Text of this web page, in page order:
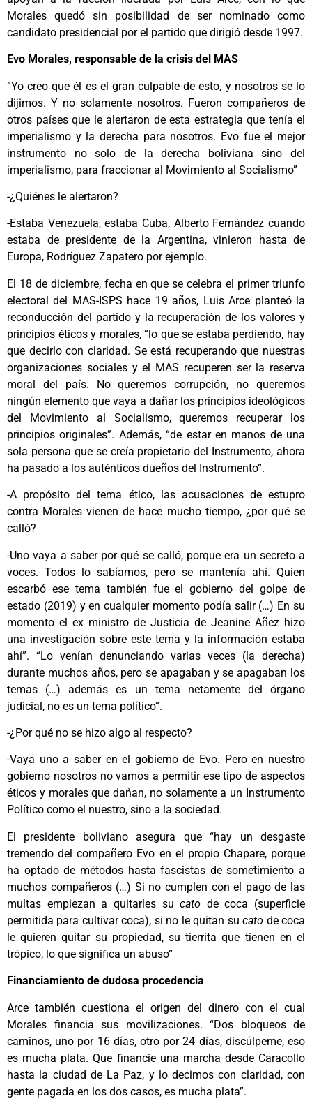
Morales quedó sin posibilidad de ser nominado como
candidato presidencial por el partido que dirigió desde 1997.
Evo Morales, responsable de la crisis del MAS
“Yo creo que él es el gran culpable de esto, y nosotros se lo
dijimos. Y no solamente nosotros. Fueron compañeros de
otros países que le alertaron de esta estrategia que tenía el
imperialismo y la derecha para nosotros. Evo fue el mejor
instrumento no solo de la derecha boliviana sino del
imperialismo, para fraccionar al Movimiento al Socialismo”
-¿Quiénes le alertaron?
-Estaba Venezuela, estaba Cuba, Alberto Fernández cuando
estaba de presidente de la Argentina, vinieron hasta de
Europa, Rodríguez Zapatero por ejemplo.
El 18 de diciembre, fecha en que se celebra el primer triunfo
electoral del MAS-ISPS hace 19 años, Luis Arce planteó la
reconducción del partido y la recuperación de los valores y
principios éticos y morales, “lo que se estaba perdiendo, hay
que decirlo con claridad. Se está recuperando que nuestras
organizaciones sociales y el MAS recuperen ser la reserva
moral del país. No queremos corrupción, no queremos
ningún elemento que vaya a dañar los principios ideológicos
del Movimiento al Socialismo, queremos recuperar los
principios originales”. Además, “de estar en manos de una
sola persona que se creía propietario del Instrumento, ahora
ha pasado a los auténticos dueños del Instrumento”.
-A propósito del tema ético, las acusaciones de estupro
contra Morales vienen de hace mucho tiempo, ¿por qué se
calló?
-Uno vaya a saber por qué se calló, porque era un secreto a
voces. Todos lo sabíamos, pero se mantenía ahí. Quien
escarbó ese tema también fue el gobierno del golpe de
estado (2019) y en cualquier momento podía salir (…) En su
momento el ex ministro de Justicia de Jeanine Añez hizo
una investigación sobre este tema y la información estaba
ahí”. “Lo venían denunciando varias veces (la derecha)
durante muchos años, pero se apagaban y se apagaban los
temas (…) además es un tema netamente del órgano
judicial, no es un tema político”.
-¿Por qué no se hizo algo al respecto?
-Vaya uno a saber en el gobierno de Evo. Pero en nuestro
gobierno nosotros no vamos a permitir ese tipo de aspectos
éticos y morales que dañan, no solamente a un Instrumento
Político como el nuestro, sino a la sociedad.
El presidente boliviano asegura que “hay un desgaste
tremendo del compañero Evo en el propio Chapare, porque
ha optado de métodos hasta fascistas de sometimiento a
muchos compañeros (…) Si no cumplen con el pago de las
multas empiezan a quitarles sucato de coca (superficie
permitida para cultivar coca), si no le quitan sucato de coca
le quieren quitar su propiedad, su tierrita que tienen en el
trópico, lo que significa un abuso”
Financiamiento de dudosa procedencia
Arce también cuestiona el origen del dinero con el cual
Morales financia sus movilizaciones. “Dos bloqueos de
caminos, uno por 16 días, otro por 24 días, discúlpeme, eso
es mucha plata. Que financie una marcha desde Caracollo
hasta la ciudad de La Paz, y lo decimos con claridad, con
gente pagada en los dos casos, es mucha plata”.